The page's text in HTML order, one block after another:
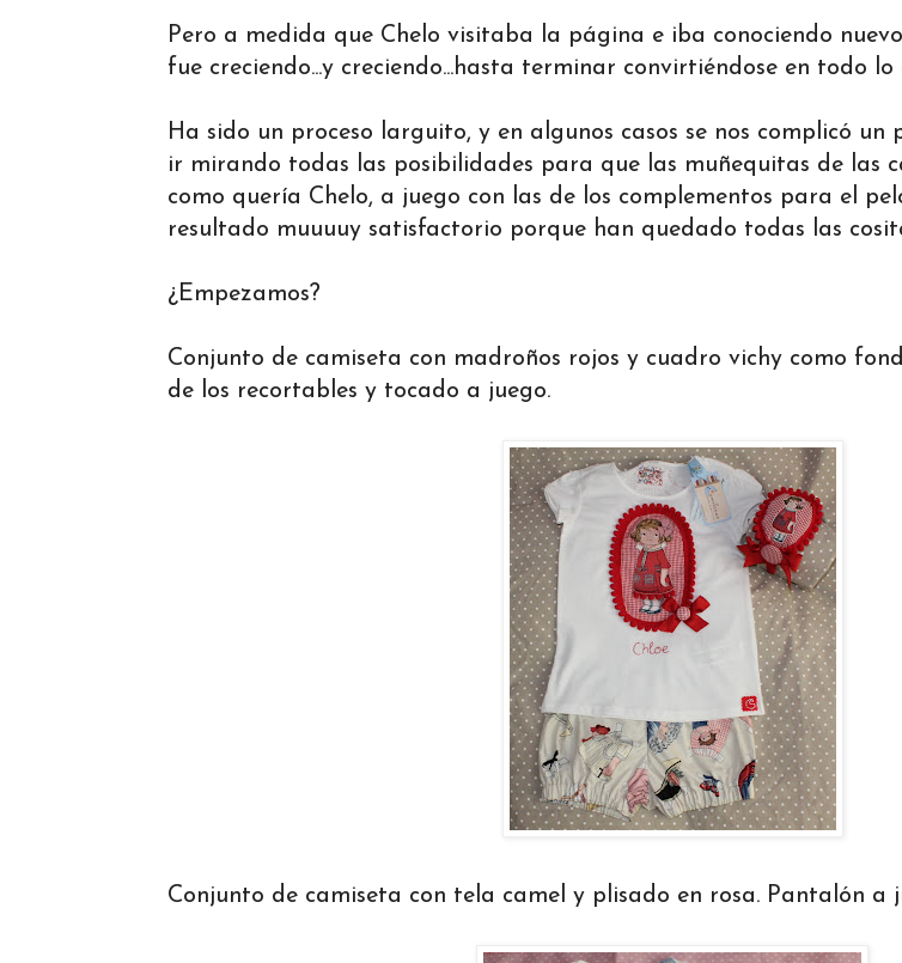
Pero a medida que Chelo visitaba la página e iba conociendo
fue creciendo...y creciendo...hasta terminar convirtiéndose en todo lo
Ha sido un proceso larguito, y en algunos casos se nos complicó un
ir mirando todas las posibilidades para que las muñequitas de las
como quería Chelo, a juego con las de los complementos para el
resultado muuuuy satisfactorio porque han quedado todas las
¿Empezamos?
Conjunto de camiseta con madroños rojos y cuadro vichy como
de los recortables y tocado a juego.
Conjunto de camiseta con tela camel y plisado en rosa. Pantalón a